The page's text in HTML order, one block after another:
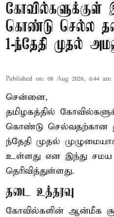
கொண்டு செல்ல
1-ந்தேதி முதல்
Published on: 08 Aug 2026, 6:44 am
சென்னை,
தமிழகத்தில்
கொண்டு செல்வதற்கான
ந்தேதி முதல்
உள்ளது என இந்து சமய
தெரிவித்துள்ளது.
தடை உத்தரவு
கோவில்களின் ஆன்மீக